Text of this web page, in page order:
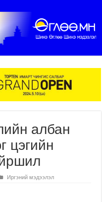
албан
цэгийн
Иргэний мэдээлэл